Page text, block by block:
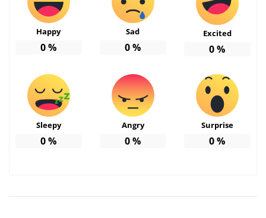
Happy
0%
Sad
0%
Excited
0%
Sleepy
0%
Angry
0%
Surprise
0%